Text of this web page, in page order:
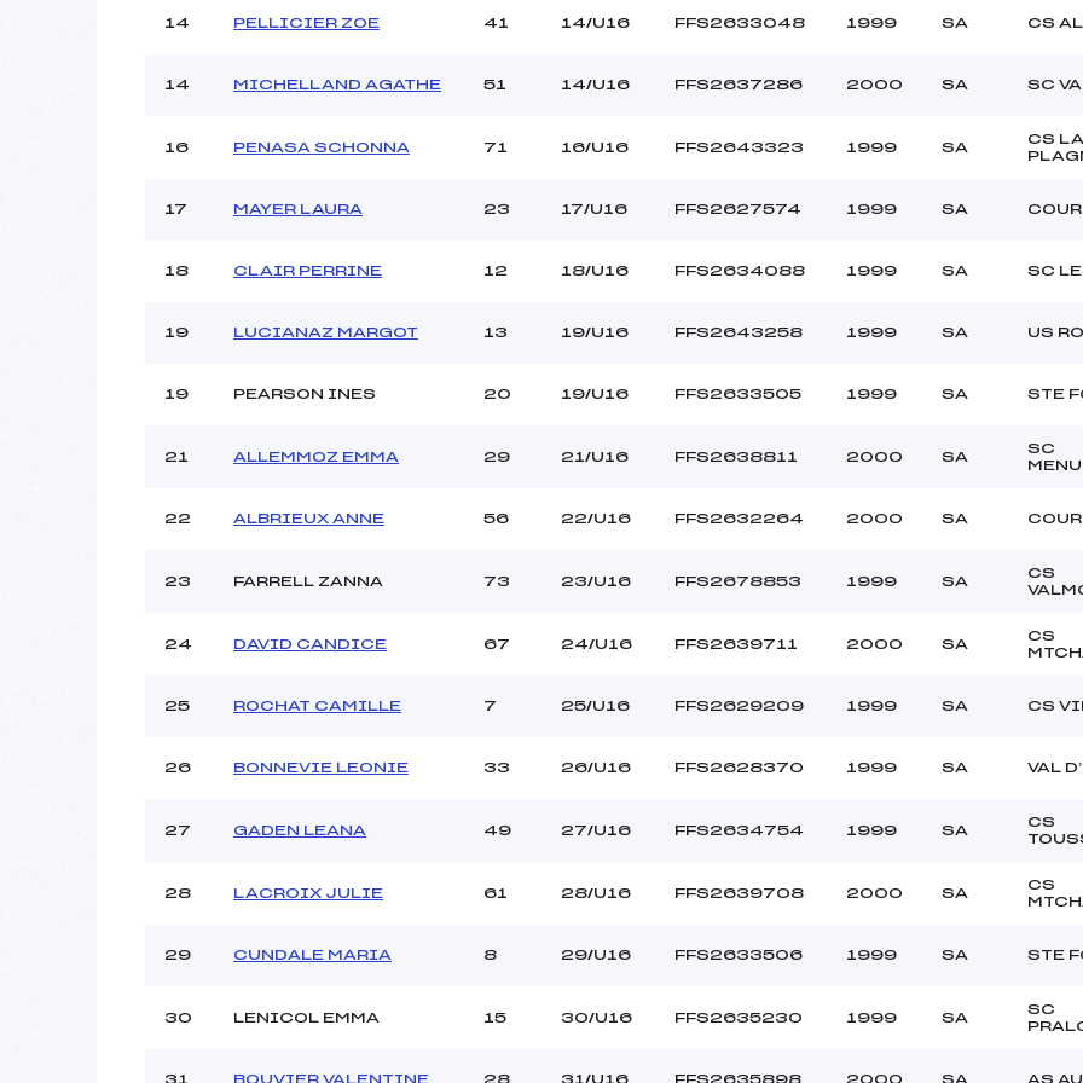
14 PELLICIER ZOE 41 14/U16 FFS2633048 1999 SA CS
14 MICHELLAND AGATHE 51 14/U16 FFS2637286 2000 SA SC
16 PENASA SCHONNA 71 16/U16 FFS2643323 1999 SA
CS LA
17 MAYER LAURA 23 17/U16 FFS2627574 1999 SA
18 CLAIR PERRINE 12 18/U16 FFS2634088 1999 SA SC
19 LUCIANAZ MARGOT 13 19/U16 FFS2643258 1999 SA US
19 PEARSON INES 20 19/U16 FFS2633505 1999 SA STE
21 ALLEMMOZ EMMA 29 21/U16 FFS2638811 2000 SA
SC
22 ALBRIEUX ANNE 56 22/U16 FFS2632264 2000 SA
23 FARRELL ZANNA 73 23/U16 FFS2678853 1999 SA
CS
24 DAVID CANDICE 67 24/U16 FFS2639711 2000 SA
CS
25 ROCHAT CAMILLE 7 25/U16 FFS2629209 1999 SA CS
26 BONNEVIE LEONIE 33 26/U16 FFS2628370 1999 SA VAL
27 GADEN LEANA 49 27/U16 FFS2634754 1999 SA
CS
28 LACROIX JULIE 61 28/U16 FFS2639708 2000 SA
CS
29 CUNDALE MARIA 8 29/U16 FFS2633506 1999 SA STE
30 LENICOL EMMA 15 30/U16 FFS2635230 1999 SA
SC
31 BOUVIER VALENTINE 28 31/U16 FFS2635898 2000 SA AS